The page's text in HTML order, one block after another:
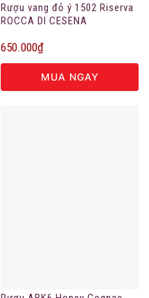
Rượu vang đỏ ý 1502 Riserva
ROCCA DI CESENA
650.000₫
MUA NGAY